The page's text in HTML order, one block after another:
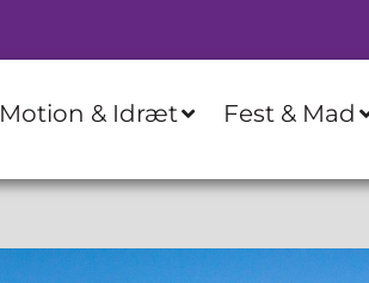
Motion & Idræt Fest & Mad